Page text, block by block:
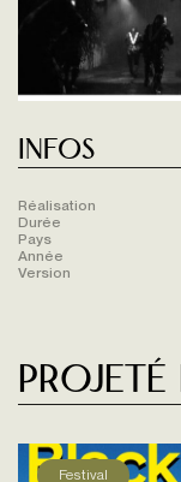
Infos
Réalisation
Durée
Pays
Année
Version
Projeté
Festival